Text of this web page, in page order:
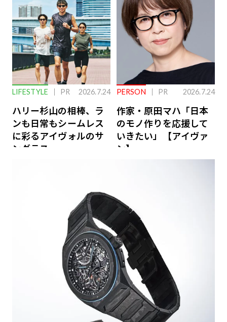
LIFESTYLE PR 2026.7.24
ハリー杉山の相棒、ラ
ンも日常もシームレス
に彩るアイヴォルのサ
ングラス
PERSON PR 2026.7.24
作家・原田マハ「日本
のモノ作りを応援して
いきたい」【アイヴァ
ン】